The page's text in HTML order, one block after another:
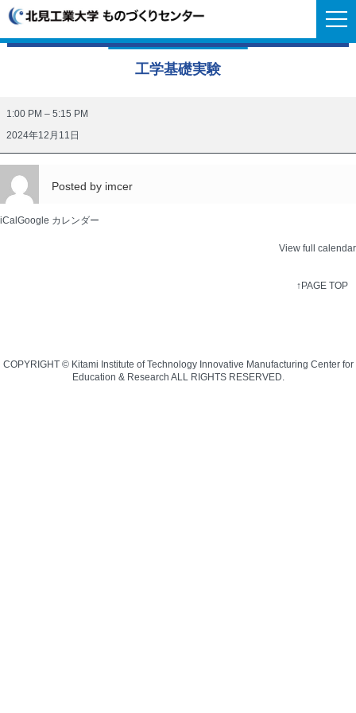
工学基礎実験
験
1:00 PM – 5:15 PM
2024年12月11日
Posted by imcer
iCal Google カレンダー
View full calendar
↑PAGE TOP
COPYRIGHT © Kitami Institute of Technology Innovative Manufacturing Center for
Education & Research ALL RIGHTS RESERVED.